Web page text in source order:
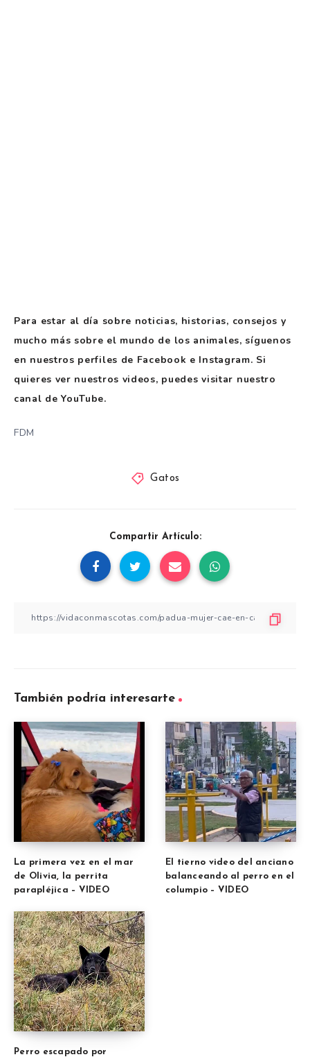
Para estar al día sobre noticias, historias, consejos y
mucho más sobre el mundo de los animales, síguenos
en nuestros perfiles de Facebook e Instagram. Si
quieres ver nuestros videos, puedes visitar nuestro
canal de YouTube.
FDM
Gatos
Compartir Artículo:
También podría interesarte
La primera vez en el mar
de Olivia, la perrita
parapléjica – VIDEO
El tierno video del anciano
balanceando al perro en el
columpio – VIDEO
Perro escapado por